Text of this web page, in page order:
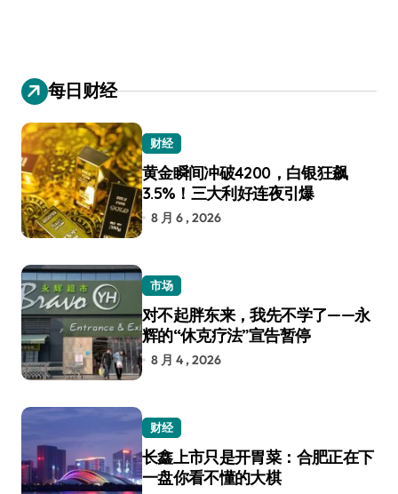
每日财经
财经
黄金瞬间冲破4200，白银狂飙
3.5%！三大利好连夜引爆
8 月 6 , 2026
市场
对不起胖东来，我先不学了——永
辉的“休克疗法”宣告暂停
8 月 4 , 2026
财经
长鑫上市只是开胃菜：合肥正在下
一盘你看不懂的大棋